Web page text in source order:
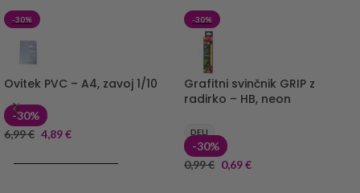
-30%
Ovitek PVC – A4, zavoj 1/10
-30%
6,99€ 4,89€
-30%
Grafitni svinčnik GRIP z
radirko – HB, neon
DELI
-30%
0,99€ 0,69€